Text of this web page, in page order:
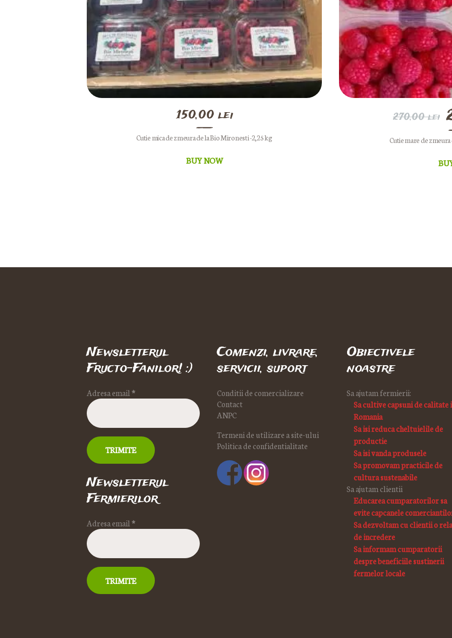
150,00 lei
Cutie mica de zmeura de la Bio Mironesti -2,25 kg
BUY NOW
270,00lei
Cutie mare de
Newsletterul
Fructo-Fanilor! :)
Adresa email *
Newsletterul
Fermierilor
Adresa email*
Comenzi, livrare,
servicii, suport
Conditii de comercializare
Contact
ANPC
Termeni de utilizare a site-ului
Politica de confidentialitate
Obiectivele
noastre
Sa ajutam fermierii:
Sa cultive capsuni de calitate
Romania
Sa isi reduca cheltuielile de
productie
Sa isi vanda produsele
Sa promovam practicile de
cultura sustenabile
Sa ajutam clientii
Educarea cumparatorilor sa
evite capcanele
Sa dezvoltam cu clientii o
de incredere
Sa informam cumparatorii
despre beneficiile sustinerii
fermelor locale